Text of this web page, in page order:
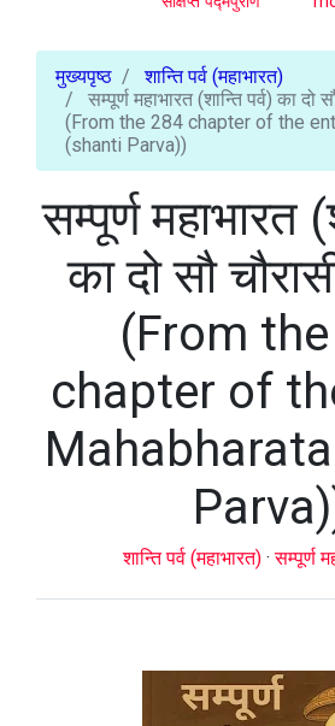
मुख्यपृष्ठ
शान्ति पर्व (महाभारत)
सम्पूर्ण महाभारत (शान्ति पर्व) का दो
(From the 284 chapter of the
(shanti Parva))
सम्पूर्ण महाभारत
का दो सौ
(From
chapter of
शान्ति पर्व (महाभारत) ·सम्पूर्ण